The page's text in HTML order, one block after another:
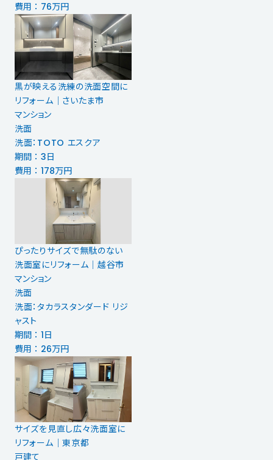
費用 ： 76万円
黒が映える洗練の洗面空間に
リフォーム｜さいたま市
マンション
洗面
洗面：TOTO エスクア
期間 ： 3日
費用 ： 178万円
ぴったりサイズで無駄のない
洗面室にリフォーム｜越谷市
マンション
洗面
洗面：タカラスタンダード リジ
ャスト
期間 ： 1日
費用 ： 26万円
サイズを見直し広々洗面室に
リフォーム｜東京都
戸建て